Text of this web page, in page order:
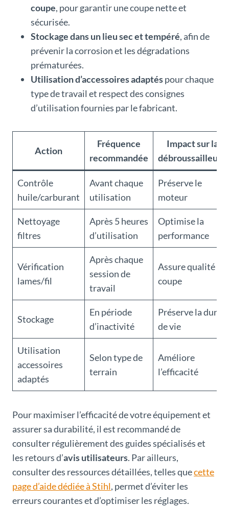
coupe, pour garantir une coupe nette et
sécurisée.
Stockage dans un lieu sec et tempéré, afin de
prévenir la corrosion et les dégradations
prématurées.
Utilisation d’accessoires adaptéspour chaque
type de travail et respect des consignes
d’utilisation fournies par le fabricant.
Action
Fréquence
recommandée
Impact sur la
débroussailleuse
Contrôle
huile/carburant
Avant chaque
utilisation
Préserve le
moteur
Nettoyage
filtres
Après 5 heures
d’utilisation
Optimise la
performance
Vérification
lames/fil
Après chaque
session de
travail
Assure qualité de
coupe
Stockage
En période
d’inactivité
Préserve la durée
de vie
Utilisation
accessoires
adaptés
Selon type de
terrain
Améliore
l’efficacité
Pour maximiser l’efficacité de votre équipement et
assurer sa durabilité, il est recommandé de
consulter régulièrement des guides spécialisés et
les retours d’avis utilisateurs. Par ailleurs,
consulter des ressources détaillées, telles quecette
page d’aide dédiée à Stihl, permet d’éviter les
erreurs courantes et d’optimiser les réglages.